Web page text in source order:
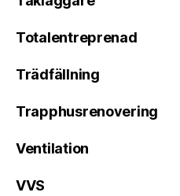
Totalentreprenad
Trädfällning
Trapphusrenovering
Ventilation
VVS